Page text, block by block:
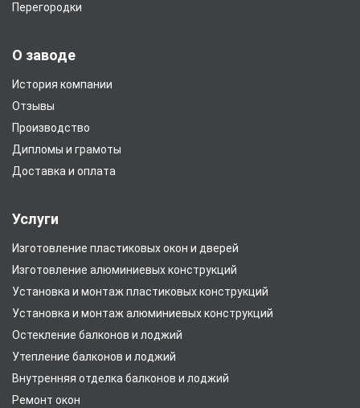
Перегородки
О заводе
История компании
Отзывы
Производство
Дипломы и грамоты
Доставка и оплата
Услуги
Изготовление пластиковых окон и дверей
Изготовление алюминиевых конструкций
Установка и монтаж пластиковых конструкций
Установка и монтаж алюминиевых конструкций
Остекление балконов и лоджий
Утепление балконов и лоджий
Внутренняя отделка балконов и лоджий
Ремонт окон